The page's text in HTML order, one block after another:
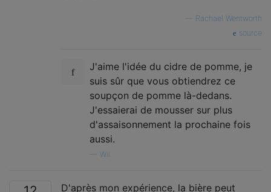
Rachael Wentworth
source
J'aime l'idée du cidre de pomme, je
suis sûr que vous obtiendrez ce
soupçon de pomme là-dedans.
J'essaierai de mousser sur plus
d'assaisonnement la prochaine fois
aussi.
Wil
D'après mon expérience, la bière peut